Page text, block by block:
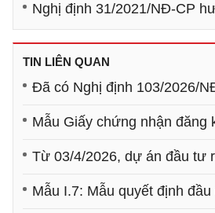
Nghị định 31/2021/NĐ-CP
TIN LIÊN QUAN
Đã có Nghị định 103/2026/
Mẫu Giấy chứng nhận
Từ 03/4/2026, dự án đầu tư
Mẫu I.7: Mẫu quyết định